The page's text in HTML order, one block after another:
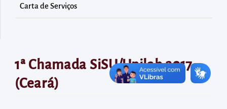
no
1ª Chamada SiSU/Unilab 2017
(Ceará)
Carta de Serviços